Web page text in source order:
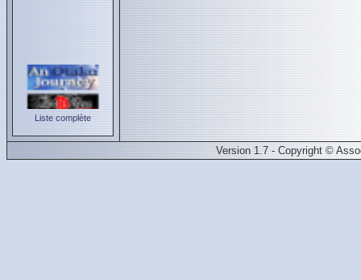
Liste complète
Version 1.7 - Copyright ©